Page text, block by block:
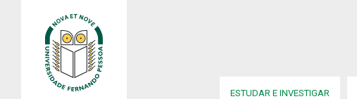
ESTUDAR E INVESTIGAR